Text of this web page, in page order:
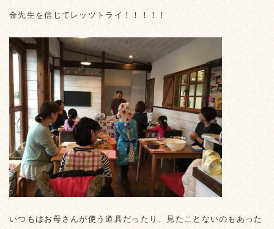
金先生を信じてレッツトライ！！！！！
いつもはお母さんが使う道具だったり、見たことないのもあった